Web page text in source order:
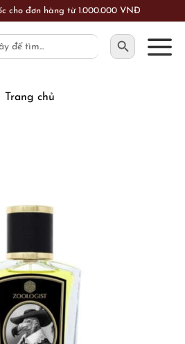
cho đơn hàng từ 1.000.000 VNĐ
SEARCH BUTTON
Trang chủ